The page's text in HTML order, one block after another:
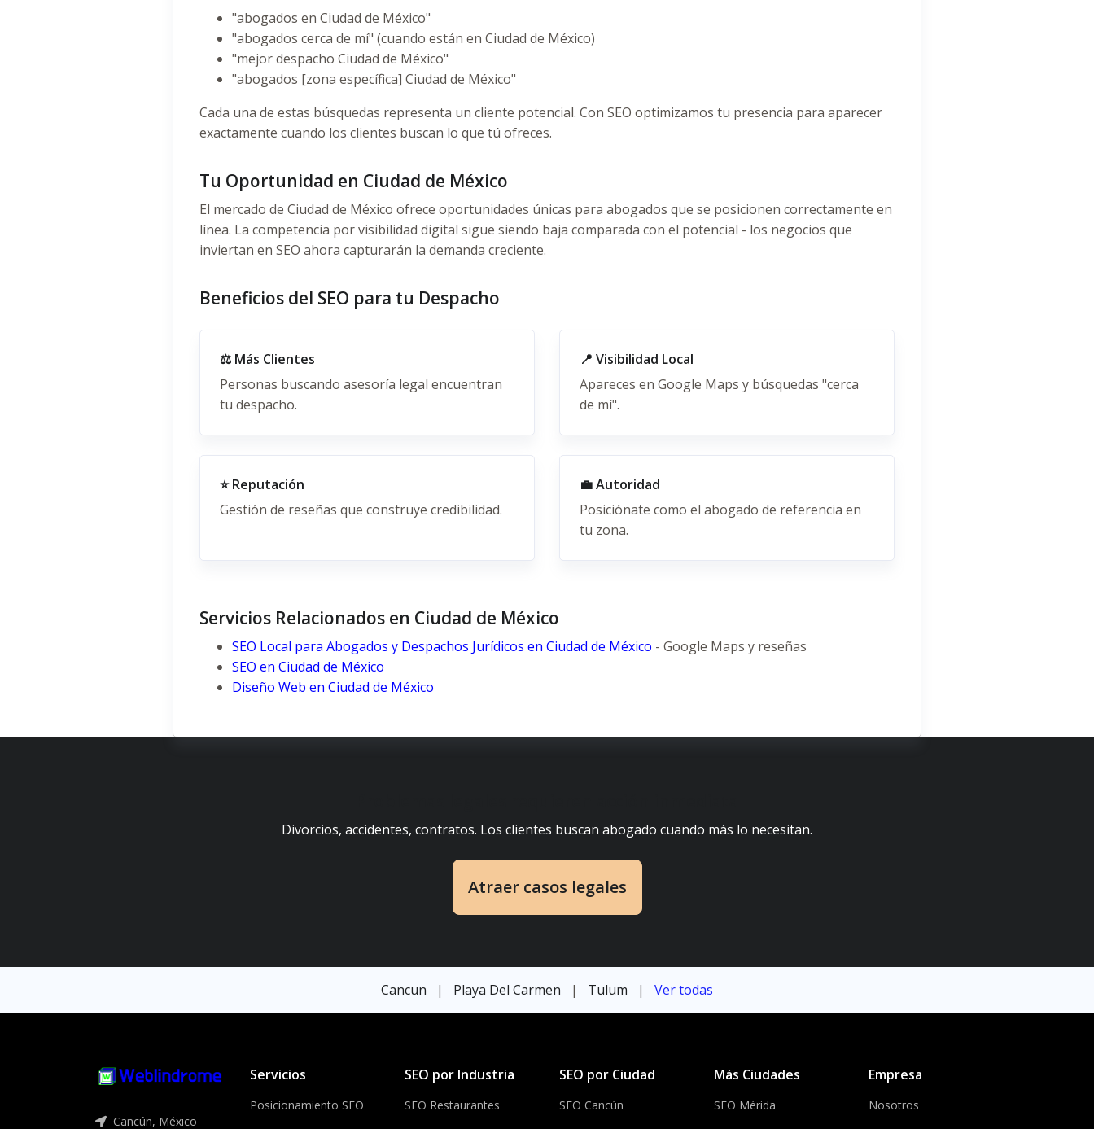
"abogados en Ciudad de México"
"abogados cerca de mí" (cuando están en Ciudad de México)
"mejor despacho Ciudad de México"
"abogados [zona específica] Ciudad de México"
Cada una de estas búsquedas representa un cliente potencial. Con SEO optimizamos tu presencia para aparecer
exactamente cuando los clientes buscan lo que tú ofreces.
Tu Oportunidad en Ciudad de México
El mercado de Ciudad de México ofrece oportunidades únicas para abogados que se posicionen correctamente en
línea. La competencia por visibilidad digital sigue siendo baja comparada con el potencial - los negocios que
inviertan en SEO ahora capturarán la demanda creciente.
Beneficios del SEO para tu Despacho
⚖️ Más Clientes
Personas buscando asesoría legal encuentran
tu despacho.
📍 Visibilidad Local
Apareces en Google Maps y búsquedas "cerca
de mí".
⭐ Reputación
Gestión de reseñas que construye credibilidad.
💼 Autoridad
Posiciónate como el abogado de referencia en
tu zona.
Servicios Relacionados en Ciudad de México
SEO Local para Abogados y Despachos Jurídicos en Ciudad de México - Google Maps y reseñas
SEO en Ciudad de México
Diseño Web en Ciudad de México
Divorcios, accidentes, contratos. Los clientes buscan abogado cuando más lo necesitan.
Atraer casos legales
Cancun | Playa Del Carmen | Tulum | Ver todas
Cancún, México
Servicios
Posicionamiento SEO
SEO por Industria
SEO Restaurantes
SEO por Ciudad
SEO Cancún
Más Ciudades
SEO Mérida
Empresa
Nosotros